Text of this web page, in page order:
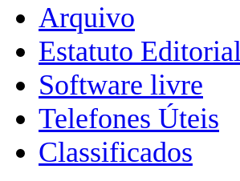
Arquivo
Estatuto Editorial
Software livre
Telefones Úteis
Classificados